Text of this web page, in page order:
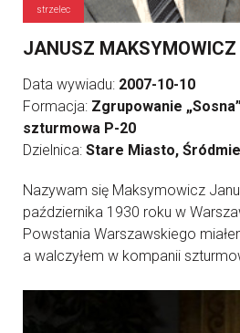
strzelec
JANUSZ MAKSYMOWICZ
Data wywiadu: 2007-10-10
Formacja: Zgrupowanie
szturmowa P-20
Dzielnica: Stare Miasto,
Nazywam się Maksymowicz
października 1930 roku w
Powstania Warszawskiego
a walczyłem w kompanii